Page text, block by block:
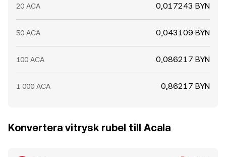
20 ACA 0,017243 BYN
50 ACA 0,043109 BYN
100 ACA 0,086217 BYN
1 000 ACA 0,86217 BYN
Konvertera vitrysk rubel till Acala